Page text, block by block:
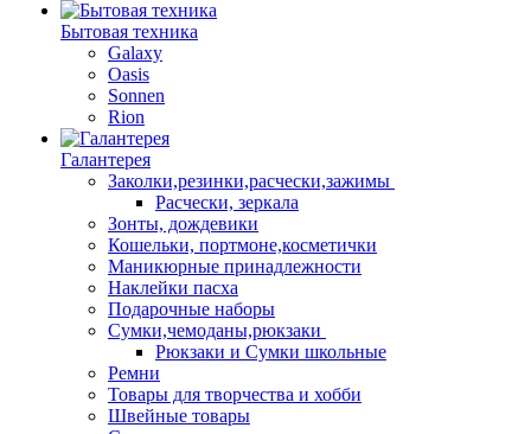
Бытовая техника
Galaxy
Oasis
Sonnen
Rion
Галантерея
Заколки,резинки,расчески,зажимы
Расчески, зеркала
Зонты, дождевики
Кошельки, портмоне,косметички
Маникюрные принадлежности
Наклейки пасха
Подарочные наборы
Сумки,чемоданы,рюкзаки
Рюкзаки и Сумки школьные
Ремни
Товары для творчества и хобби
Швейные товары